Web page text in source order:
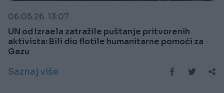
06.05.26. 13:07
UN od Izraela zatražile puštanje pritvorenih
aktivista: Bili dio flotile humanitarne pomoći za
Gazu
Saznaj više